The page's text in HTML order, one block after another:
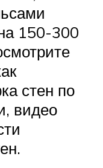
150-300
стен по
видео